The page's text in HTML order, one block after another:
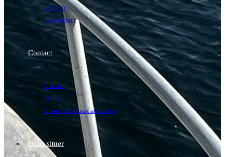
Le Club
La structure
Contact
Contact
Tarifs
Abonnement aux actualités
Nous situer